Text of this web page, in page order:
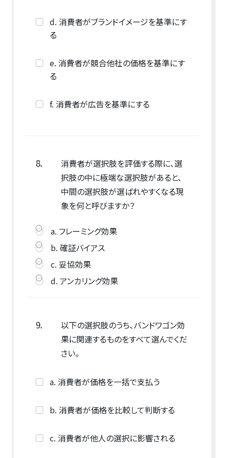
d. 消費者がブランドイメージを基準にす
る
e. 消費者が競合他社の価格を基準にす
る
f. 消費者が広告を基準にする
8.
消費者が選択肢を評価する際に、選
択肢の中に極端な選択肢があると、
中間の選択肢が選ばれやすくなる現
象を何と呼びますか？
a. フレーミング効果
b. 確証バイアス
c. 妥協効果
d. アンカリング効果
9.
以下の選択肢のうち、バンドワゴン効
果に関連するものをすべて選んでくだ
さい。
a. 消費者が価格を一括で支払う
b. 消費者が価格を比較して判断する
c. 消費者が他人の選択に影響される